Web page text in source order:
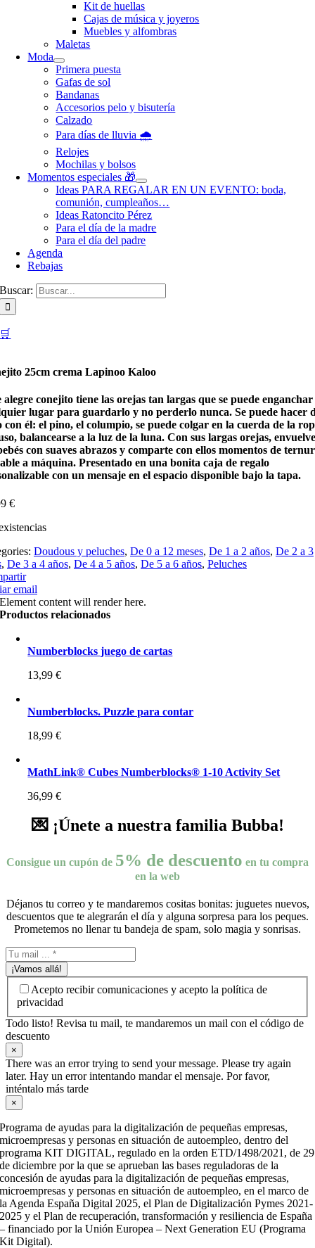
Kit de huellas
Cajas de música y joyeros
Muebles y alfombras
Maletas
Moda
Primera puesta
Gafas de sol
Bandanas
Accesorios pelo y bisutería
Calzado
Para días de lluvia 🌧️
Relojes
Mochilas y bolsos
Momentos especiales 🎁
Ideas PARA REGALAR EN UN EVENTO: boda,
comunión, cumpleaños…
Ideas Ratoncito Pérez
Para el día de la madre
Para el día del padre
Agenda
Rebajas
Buscar:
🛒
25cm crema Lapinoo Kaloo
alegre conejito tiene las orejas tan largas que se puede enganchar
lugar para guardarlo y no perderlo nunca. Se puede hacer
con él: el pino, el columpio, se puede colgar en la cuerda de la
balancearse a la luz de la luna. Con sus largas orejas,
con suaves abrazos y comparte con ellos momentos de
a máquina. Presentado en una bonita caja de regalo
con un mensaje en el espacio disponible bajo la tapa.
€
Doudous y peluches, De 0 a 12 meses, De 1 a 2 años, De 2 a 3
, De 3 a 4 años, De 4 a 5 años, De 5 a 6 años, Peluches
email
Element content will render here.
Productos relacionados
Numberblocks juego de cartas
13,99€
Numberblocks. Puzzle para contar
18,99€
MathLink® Cubes Numberblocks® 1-10 Activity Set
36,99€
💌 ¡Únete a nuestra familia Bubba!
Consigue un cupón de 5% de descuento en tu compra
en la web
Déjanos tu correo y te mandaremos cositas bonitas: juguetes nuevos,
descuentos que te alegrarán el día y alguna sorpresa para los peques.
Prometemos no llenar tu bandeja de spam, solo magia y sonrisas.
¡Vamos allá!
Acepto recibir comunicaciones y acepto la política de
privacidad
Todo listo! Revisa tu mail, te mandaremos un mail con el código de
descuento
×
There was an error trying to send your message. Please try again
later. Hay un error intentando mandar el mensaje. Por favor,
inténtalo más tarde
×
Programa de ayudas para la digitalización de pequeñas empresas,
microempresas y personas en situación de autoempleo, dentro del
programa KIT DIGITAL, regulado en la orden ETD/1498/2021, de 29
de diciembre por la que se aprueban las bases reguladoras de la
concesión de ayudas para la digitalización de pequeñas empresas,
microempresas y personas en situación de autoempleo, en el marco de
la Agenda España Digital 2025, el Plan de Digitalización Pymes 2021-
2025 y el Plan de recuperación, transformación y resiliencia de España
– financiado por la Unión Europea – Next Generation EU (Programa
Kit Digital).